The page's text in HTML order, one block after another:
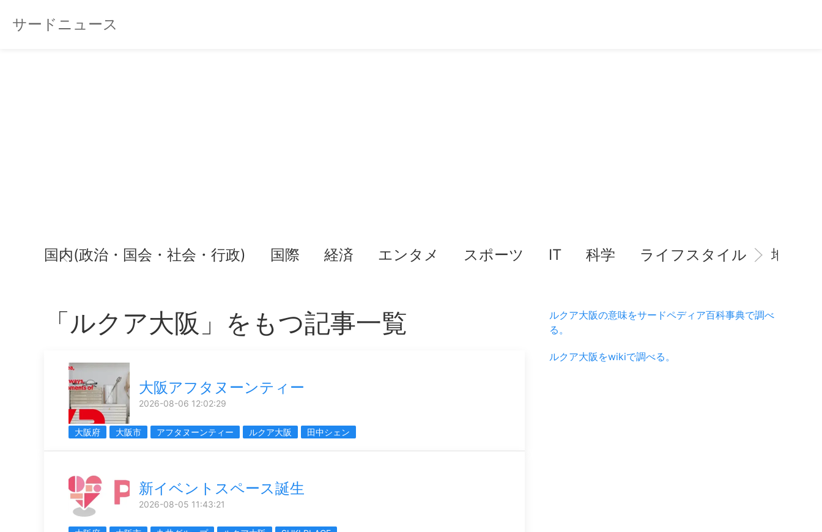
サードニュース
国内(政治・国会・社会・行政) 国際 経済 エンタメ スポーツ IT 科学 ライフスタイル 地域情
「ルクア大阪」をもつ記事一覧
大阪アフタヌーンティー
2026-08-06 12:02:29
大阪府 大阪市 アフタヌーンティー ルクア大阪 田中シェン
新イベントスペース誕生
2026-08-05 11:43:21
ルクア大阪の意味をサードペディア百科事典で調べ
る。
ルクア大阪をwikiで調べる。